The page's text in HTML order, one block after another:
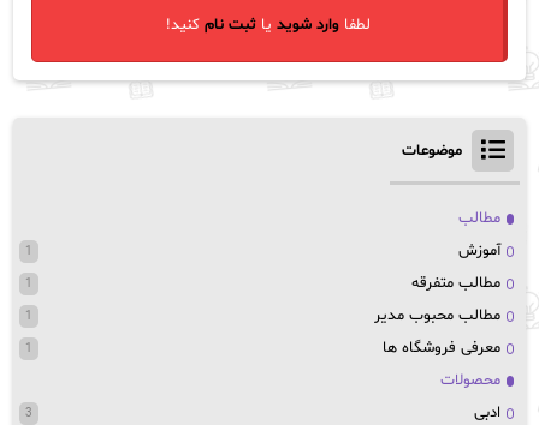
لطفاوارد شوید یاثبت نام کنید!
موضوعات
مطالب
آموزش
1
مطالب متفرقه 1
مطالب محبوب مدیر 1
معرفی فروشگاه ها 1
محصولات
ادبی
3